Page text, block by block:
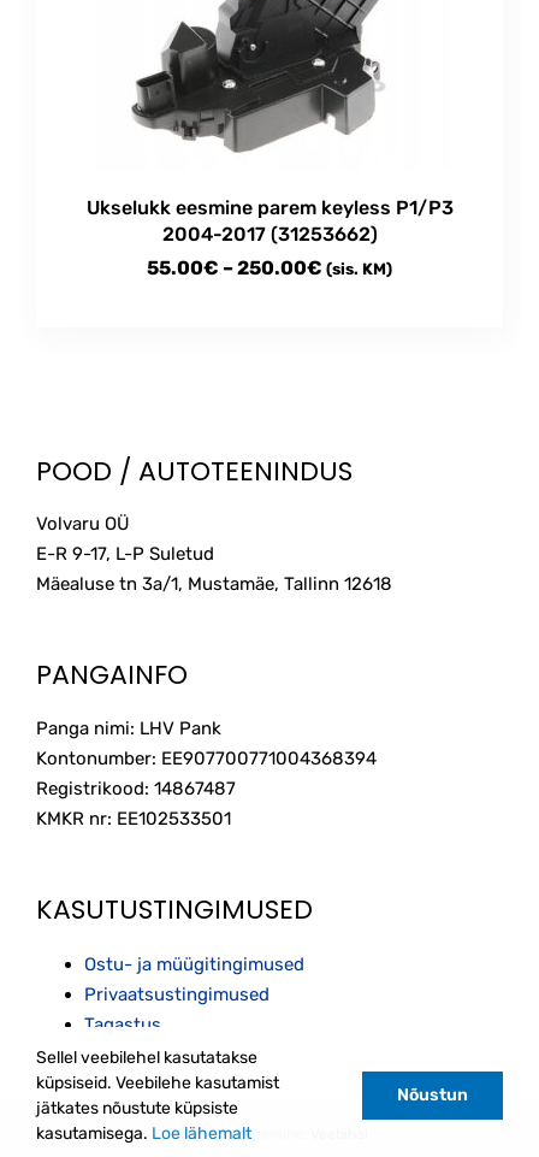
Ukselukk eesmine parem keyless P1/P3
2004-2017 (31253662)
55.00€ –250.00€ Price
(sis. KM)
options
be
chosen
on
POOD / AUTOTEENINDUS
Volvaru OÜ
E-R 9-17, L-P Suletud
Mäealuse tn 3a/1, Mustamäe, Tallinn 12618
PANGAINFO
Panga nimi: LHV Pank
Kontonumber: EE907700771004368394
Registrikood: 14867487
KMKR nr: EE102533501
KASUTUSTINGIMUSED
Ostu- ja müügitingimused
Privaatsustingimused
Tagastus
Kodulehe tegemine:
Sellel veebilehel kasutatakse
küpsiseid. Veebilehe kasutamist
jätkates nõustute küpsiste
kasutamisega. Loe lähemalt
Nõustun